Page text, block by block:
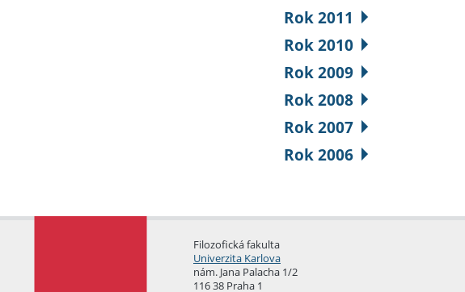
Rok 2011
Rok 2010
Rok 2009
Rok 2008
Rok 2007
Rok 2006
Filozofická fakulta
Univerzita Karlova
nám. Jana Palacha 1/2
116 38 Praha 1